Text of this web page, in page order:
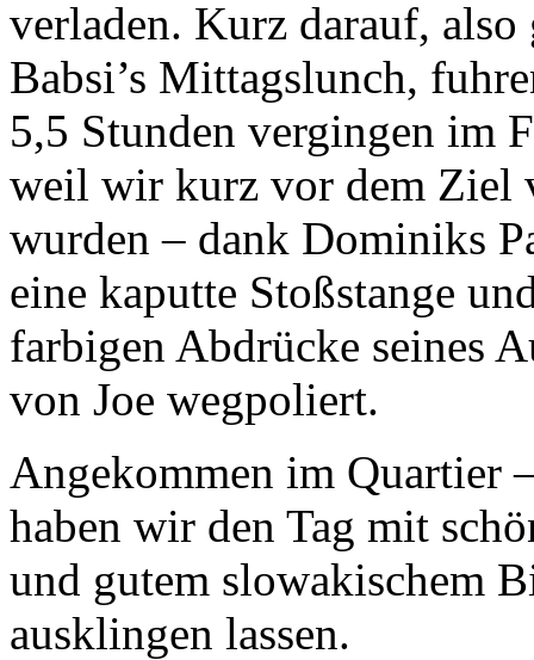
verladen. Kurz darauf,
Babsi’s Mittagslunch,
5,5 Stunden vergingen im
weil wir kurz vor dem Ziel
wurden – dank Dominiks
eine kaputte Stoßstange
farbigen Abdrücke seines
von Joe wegpoliert.
Angekommen im Quartier
haben wir den Tag mit
und gutem slowakischem
ausklingen lassen.